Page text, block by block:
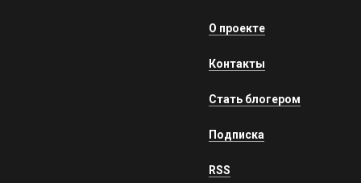
О проекте
Контакты
Стать блогером
Подписка
RSS